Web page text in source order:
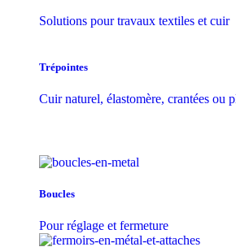
Solutions pour travaux textiles et cuir
Trépointes
Cuir naturel, élastomère, crantées ou
Boucles
Pour réglage et fermeture